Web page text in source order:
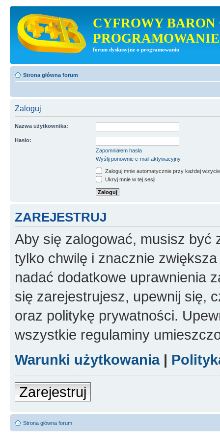
CYFROWY BARON
PROGRAMOWANIE
forum dyskusyjne o programowaniu
Strona główna forum
Zaloguj
Nazwa użytkownika:
Hasło:
Zapomniałem hasła
Wyślij ponownie e-mail aktywacyjny
Zaloguj mnie automatycznie przy każdej wizycie
Ukryj mnie w tej sesji
ZAREJESTRUJ
Aby się zalogować, musisz być
tylko chwilę i znacznie
nadać dodatkowe uprawnienia
się zarejestrujesz, upewnij się,
oraz politykę prywatności.
wszystkie regulaminy
Warunki użytkowania|
Zarejestruj
Strona główna forum